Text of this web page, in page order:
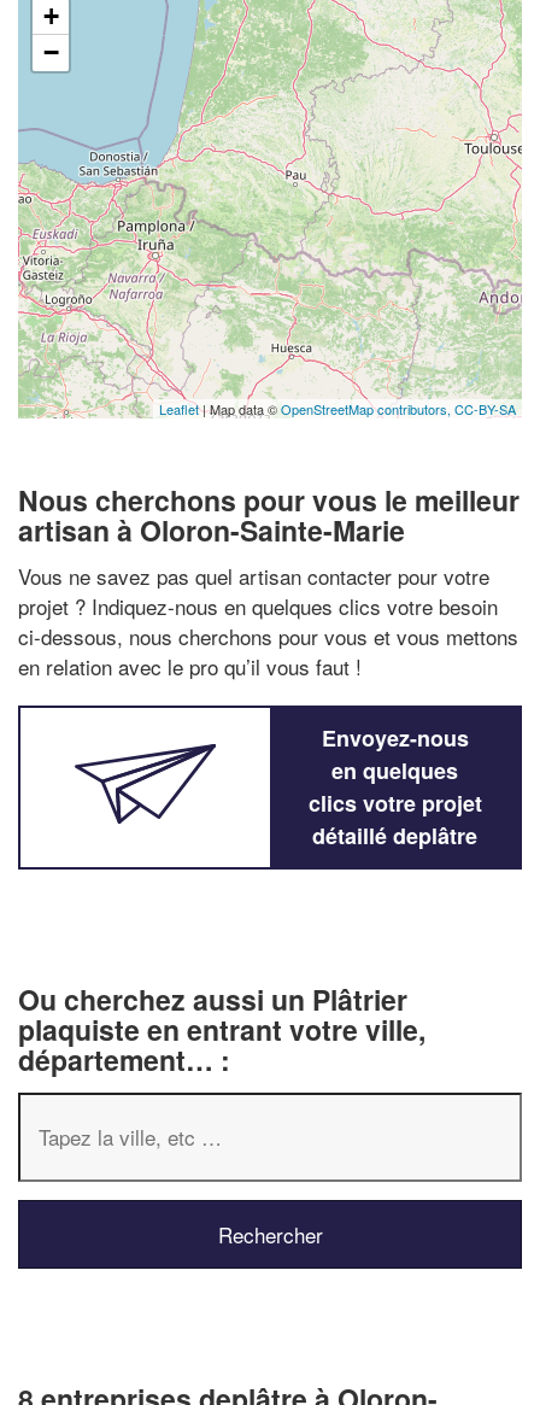
+
−
Leaflet| Map data ©OpenStreetMap contributors, CC-BY-SA
Nous cherchons pour vous le meilleur
artisan à Oloron-Sainte-Marie
Vous ne savez pas quel artisan contacter pour votre
projet ? Indiquez-nous en quelques clics votre besoin
ci-dessous, nous cherchons pour vous et vous mettons
en relation avec le pro qu’il vous faut !
Envoyez-nous
en quelques
clics votre projet
détaillé deplâtre
Ou cherchez aussi un Plâtrier
plaquiste en entrant votre ville,
département… :